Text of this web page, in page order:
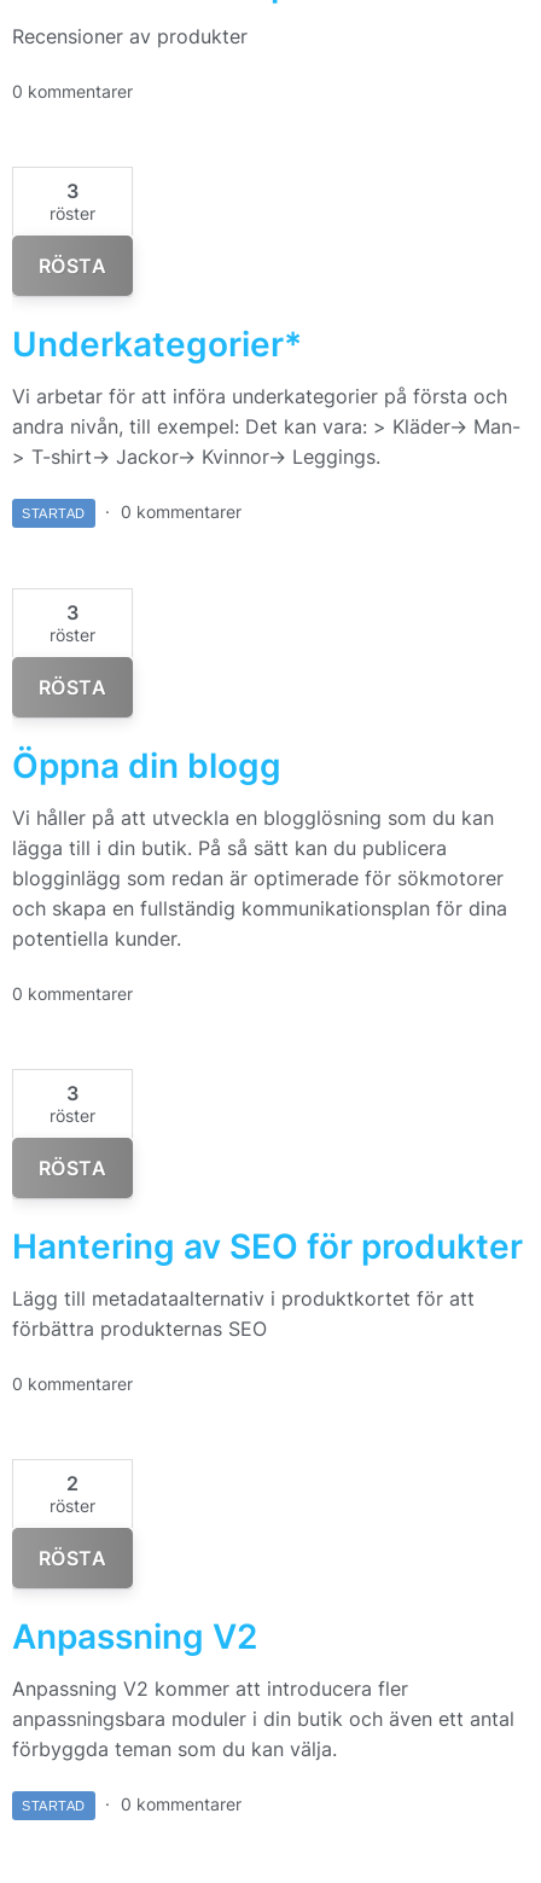
Recensioner av produkter
0 kommentarer
3
röster
RÖSTA
Underkategorier*
Vi arbetar för att införa underkategorier på första och
andra nivån, till exempel: Det kan vara: > Kläder-> Man-
> T-shirt-> Jackor-> Kvinnor-> Leggings.
STARTAD 0 kommentarer
3
röster
RÖSTA
Öppna din blogg
Vi håller på att utveckla en blogglösning som du kan
lägga till i din butik. På så sätt kan du publicera
blogginlägg som redan är optimerade för sökmotorer
och skapa en fullständig kommunikationsplan för dina
potentiella kunder.
0 kommentarer
3
röster
RÖSTA
Hantering av SEO för produkter
Lägg till metadataalternativ i produktkortet för att
förbättra produkternas SEO
0 kommentarer
2
röster
RÖSTA
Anpassning V2
Anpassning V2 kommer att introducera fler
anpassningsbara moduler i din butik och även ett antal
förbyggda teman som du kan välja.
STARTAD 0 kommentarer